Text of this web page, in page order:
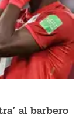
al barbero